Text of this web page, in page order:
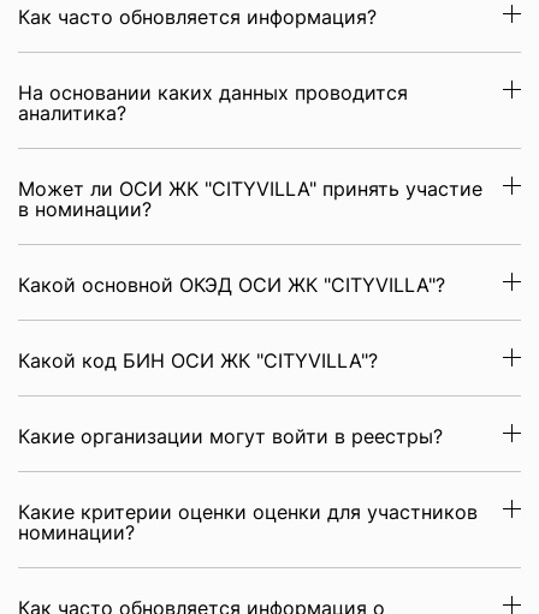
Как часто обновляется информация?
На основании каких данных проводится
аналитика?
Может ли ОСИ ЖК "CITYVILLA" принять участие
в номинации?
Какой основной ОКЭД ОСИ ЖК "CITYVILLA"?
Какой код БИН ОСИ ЖК "CITYVILLA"?
Какие организации могут войти в реестры?
Какие критерии оценки оценки для участников
номинации?
Как часто обновляется информация о